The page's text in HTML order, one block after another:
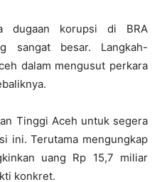
dugaan korupsi di BRA
sangat besar. Langkah-
dalam mengusut perkara
Tinggi Aceh untuk segera
ini. Terutama mengungkap
uang Rp 15,7 miliar
konkret.